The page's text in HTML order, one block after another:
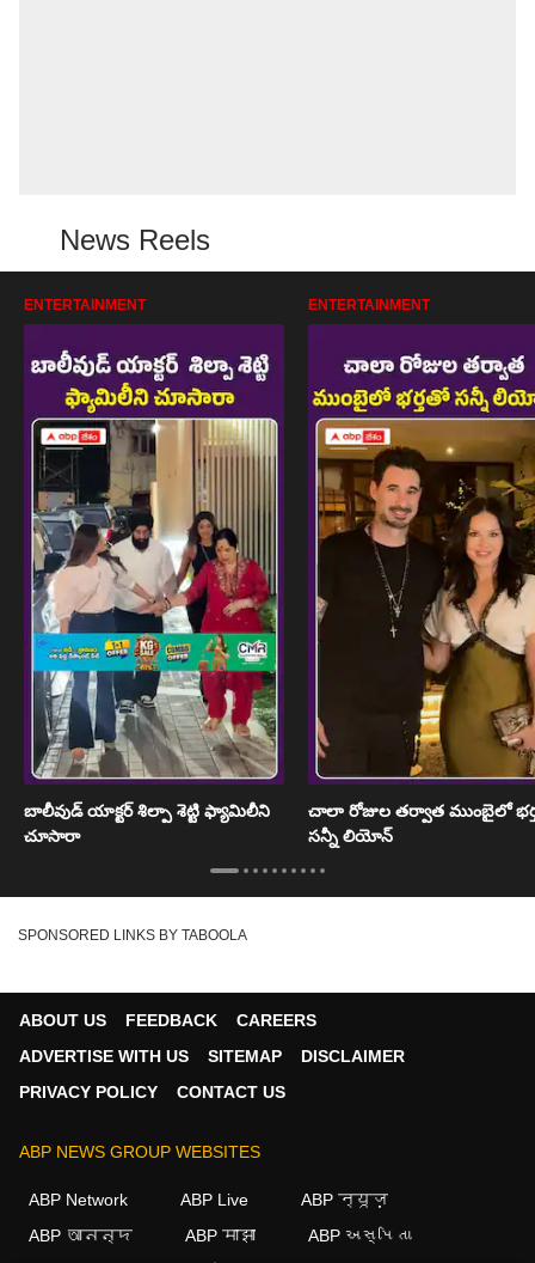
News Reels
ENTERTAINMENT
బాలీవుడ్ యాక్టర్ శిల్పా శెట్టి ఫ్యామిలీని
చూసారా
ENTERTAINMENT
చాలా రోజుల తర్వాత ముంబైలో
సన్నీ లియోన్
SPONSORED LINKS BY TABOOLA
ABOUT US FEEDBACK
CAREERS
ADVERTISE WITH US
SITEMAP
DISCLAIMER
PRIVACY POLICY
CONTACT US
ABP NEWS GROUP WEBSITES
ABP Network ABP Live
ABP न्यूज़
ABP আনন্দ
ABP माझा
ABP અસ્મિતા